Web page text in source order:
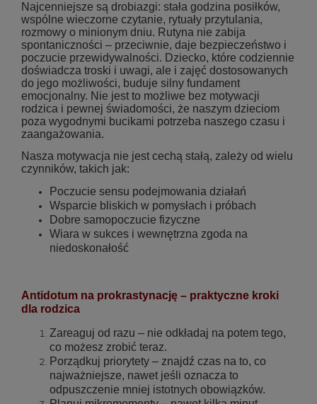
Najcenniejsze są drobiazgi: stała godzina posiłków,
wspólne wieczorne czytanie, rytuały przytulania,
rozmowy o minionym dniu. Rutyna nie zabija
spontaniczności – przeciwnie, daje bezpieczeństwo i
poczucie przewidywalności. Dziecko, które codziennie
doświadcza troski i uwagi, ale i zajęć dostosowanych
do jego możliwości, buduje silny fundament
emocjonalny. Nie jest to możliwe bez motywacji
rodzica i pewnej świadomości, że naszym dzieciom
poza wygodnymi bucikami potrzeba naszego czasu i
zaangażowania.
Nasza motywacja nie jest cechą stałą, zależy od wielu
czynników, takich jak:
Poczucie sensu podejmowania działań
Wsparcie bliskich w pomysłach i próbach
Dobre samopoczucie fizyczne
Wiara w sukces i wewnętrzna zgoda na
niedoskonałość
Antidotum na prokrastynację – praktyczne kroki
dla rodzica
Zareaguj od razu – nie odkładaj na potem tego,
co możesz zrobić teraz.
Porządkuj priorytety – znajdź czas na to, co
najważniejsze, nawet jeśli oznacza to
odpuszczenie mniej istotnych obowiązków.